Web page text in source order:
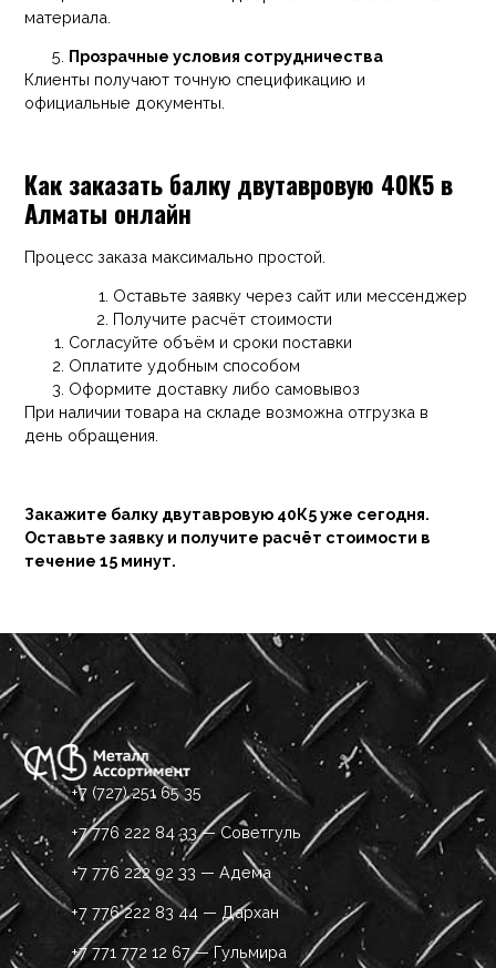
материала.
Прозрачные условия сотрудничества
Клиенты получают точную спецификацию и
официальные документы.
Как заказать балку двутавровую 40К5 в
Алматы онлайн
Процесс заказа максимально простой.
Оставьте заявку через сайт или мессенджер
Получите расчёт стоимости
Согласуйте объём и сроки поставки
Оплатите удобным способом
Оформите доставку либо самовывоз
При наличии товара на складе возможна отгрузка в
день обращения.
Закажите балку двутавровую 40К5 уже сегодня.
Оставьте заявку и получите расчёт стоимости в
течение 15 минут.
+7 (727) 251 65 35
+7 776 222 84 33 — Советгуль
+7 776 222 92 33 — Адема
+7 776 222 83 44 — Дархан
+7 771 772 12 67 — Гульмира